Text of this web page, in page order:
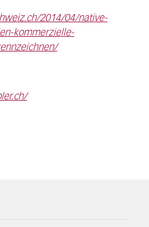
2014/04/native-
kommerzielle-